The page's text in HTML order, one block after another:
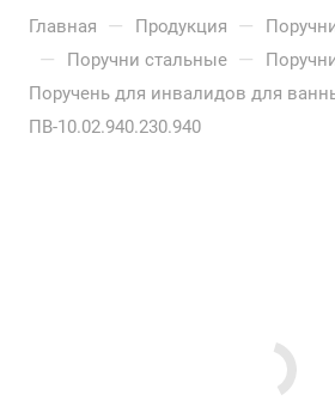
Главная — Продукция —
— Поручни стальные —
Поручень для инвалидов для
ПВ-10.02.940.230.940